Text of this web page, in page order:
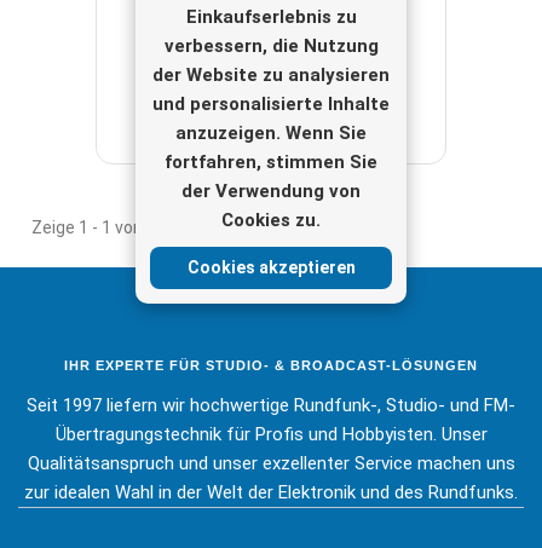
Einkaufserlebnis zu
verbessern, die Nutzung
der Website zu analysieren
und personalisierte Inhalte
anzuzeigen. Wenn Sie
fortfahren, stimmen Sie
der Verwendung von
Cookies zu.
Cookies akzeptieren
Der Schrumpfschlauch
50 Meter
Anzeigen
Zeige 1 - 1 von 1 Artikel
IHR EXPERTE FÜR STUDIO- & BROADCAST-LÖSUNGEN
Seit 1997 liefern wir hochwertige Rundfunk-, Studio- und FM-
Übertragungstechnik für Profis und Hobbyisten. Unser
Qualitätsanspruch und unser exzellenter Service machen uns
zur idealen Wahl in der Welt der Elektronik und des Rundfunks.